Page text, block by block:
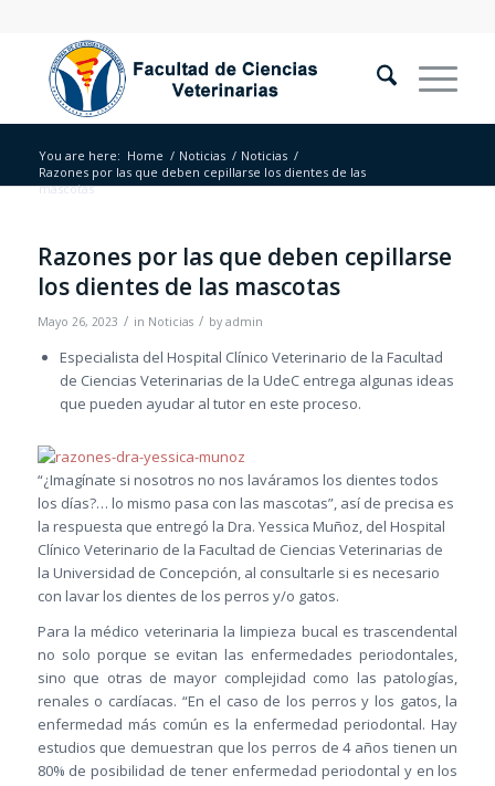
You are here: Home / Noticias / Noticias /
Razones por las que deben cepillarse los dientes de las
mascotas
Razones por las que deben cepillarse
los dientes de las mascotas
Mayo 26, 2023 / in Noticias / by admin
Especialista del Hospital Clínico Veterinario de la Facultad
de Ciencias Veterinarias de la UdeC entrega algunas ideas
que pueden ayudar al tutor en este proceso.
“¿Imagínate si nosotros no nos laváramos los dientes todos
los días?… lo mismo pasa con las mascotas”, así de precisa es
la respuesta que entregó la Dra. Yessica Muñoz, del Hospital
Clínico Veterinario de la Facultad de Ciencias Veterinarias de
la Universidad de Concepción, al consultarle si es necesario
con lavar los dientes de los perros y/o gatos.
Para la médico veterinaria la limpieza bucal es trascendental
no solo porque se evitan las enfermedades periodontales,
sino que otras de mayor complejidad como las patologías,
renales o cardíacas. “En el caso de los perros y los gatos, la
enfermedad más común es la enfermedad periodontal. Hay
estudios que demuestran que los perros de 4 años tienen un
80% de posibilidad de tener enfermedad periodontal y en los